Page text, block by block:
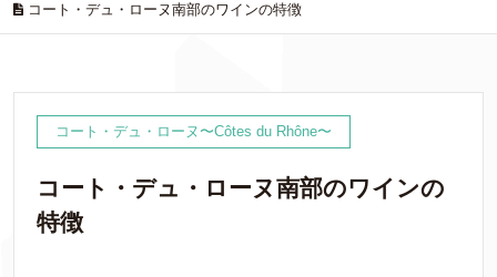
コート・デュ・ローヌ南部のワインの特徴
コート・デュ・ローヌ〜Côtes du Rhône〜
コート・デュ・ローヌ南部のワインの
特徴